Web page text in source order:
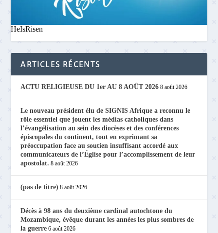
HeIsRisen
ARTICLES RÉCENTS
ACTU RELIGIEUSE DU 1er AU 8 AOÛT 2026 8 août 2026
Le nouveau président élu de SIGNIS Afrique a reconnu le
rôle essentiel que jouent les médias catholiques dans
l’évangélisation au sein des diocèses et des conférences
épiscopales du continent, tout en exprimant sa
préoccupation face au soutien insuffisant accordé aux
communicateurs de l’Église pour l’accomplissement de leur
apostolat. 8 août 2026
(pas de titre) 8 août 2026
Décès à 98 ans du deuxième cardinal autochtone du
Mozambique, évêque durant les années les plus sombres de
la guerre 6 août 2026